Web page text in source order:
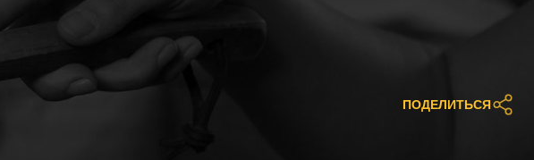
ПОДЕЛИТЬСЯ